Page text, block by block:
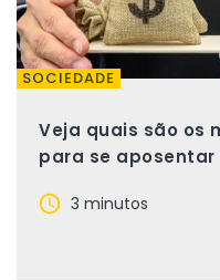
SOCIEDADE
Veja quais são os
para se aposentar
3 minutos